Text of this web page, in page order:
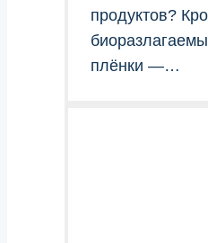
продуктов?
плёнки —…